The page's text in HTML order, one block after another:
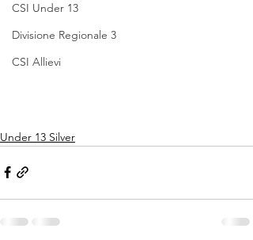
CSI Under 13
Divisione Regionale 3
CSI Allievi
Under 13 Silver